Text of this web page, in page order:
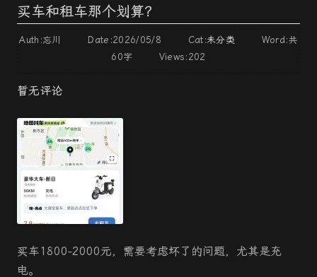
买车和租车那个划算？
Auth:忘川 Date:2026/05/8 Cat:未分类 Word:共
60字 Views:202
暂无评论
买车1800-2000元，需要考虑坏了的问题，尤其是充
电。